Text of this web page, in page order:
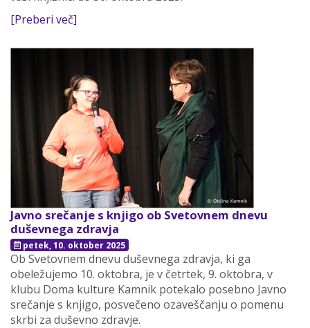
[Preberi več]
Javno srečanje s knjigo ob Svetovnem dnevu
duševnega zdravja
petek, 10. oktober 2025
Ob Svetovnem dnevu duševnega zdravja, ki ga
obeležujemo 10. oktobra, je v četrtek, 9. oktobra, v
klubu Doma kulture Kamnik potekalo posebno Javno
srečanje s knjigo, posvečeno ozaveščanju o pomenu
skrbi za duševno zdravje.